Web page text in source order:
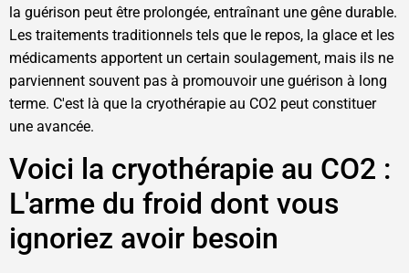
la guérison peut être prolongée, entraînant une gêne durable.
Les traitements traditionnels tels que le repos, la glace et les
médicaments apportent un certain soulagement, mais ils ne
parviennent souvent pas à promouvoir une guérison à long
terme. C'est là que la cryothérapie au CO2 peut constituer
une avancée.
Voici la cryothérapie au CO2 :
L'arme du froid dont vous
ignoriez avoir besoin